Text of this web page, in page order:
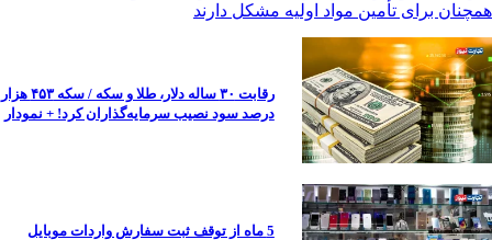
همچنان برای تأمین مواد اولیه مشکل دارند
رقابت ۳۰ ساله دلار، طلا و سکه / سکه ۴۵۳ هزار
درصد سود نصیب سرمایه‌گذاران کرد! + نمودار
5 ماه از توقف ثبت سفارش واردات موبایل